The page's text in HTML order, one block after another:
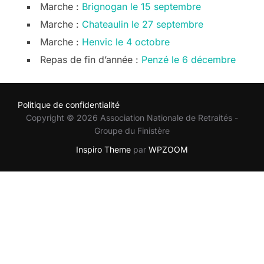
Marche : Brignogan le 15 septembre
Marche : Chateaulin le 27 septembre
Marche : Henvic le 4 octobre
Repas de fin d’année : Penzé le 6 décembre
Politique de confidentialité
Copyright © 2026 Association Nationale de Retraités -
Groupe du Finistère
Inspiro Theme par WPZOOM